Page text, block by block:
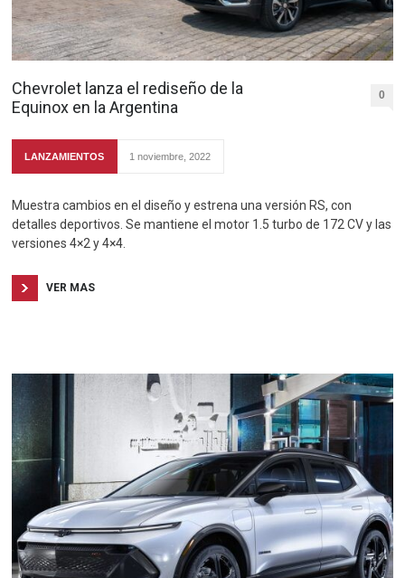
Chevrolet lanza el rediseño de la
Equinox en la Argentina
0
LANZAMIENTOS 1 noviembre, 2022
Muestra cambios en el diseño y estrena una versión RS, con
detalles deportivos. Se mantiene el motor 1.5 turbo de 172 CV y las
versiones 4×2 y 4×4.
VER MAS